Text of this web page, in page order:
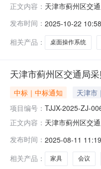
正文内容： 天津市蓟州区交
科贸有限公司地
发布时间： 2025-10-22 10:58
相关产品：
桌面操作系统
天津市蓟州区交通局
中标｜中标通知 天津市
项目编号： TJJX-2025-ZJ-
正文内容： 天津市蓟州区交
交)信息1.中标供
发布时间： 2025-08-11 11:19
相关产品：
家具 会议